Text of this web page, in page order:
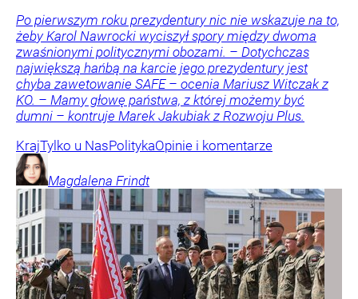
Po pierwszym roku prezydentury nic nie wskazuje na to,
żeby Karol Nawrocki wyciszył spory między dwoma
zwaśnionymi politycznymi obozami. – Dotychczas
największą hańbą na karcie jego prezydentury jest
chyba zawetowanie SAFE – ocenia Mariusz Witczak z
KO. – Mamy głowę państwa, z której możemy być
dumni – kontruje Marek Jakubiak z Rozwoju Plus.
KrajTylko u NasPolitykaOpinie i komentarze
Magdalena Frindt